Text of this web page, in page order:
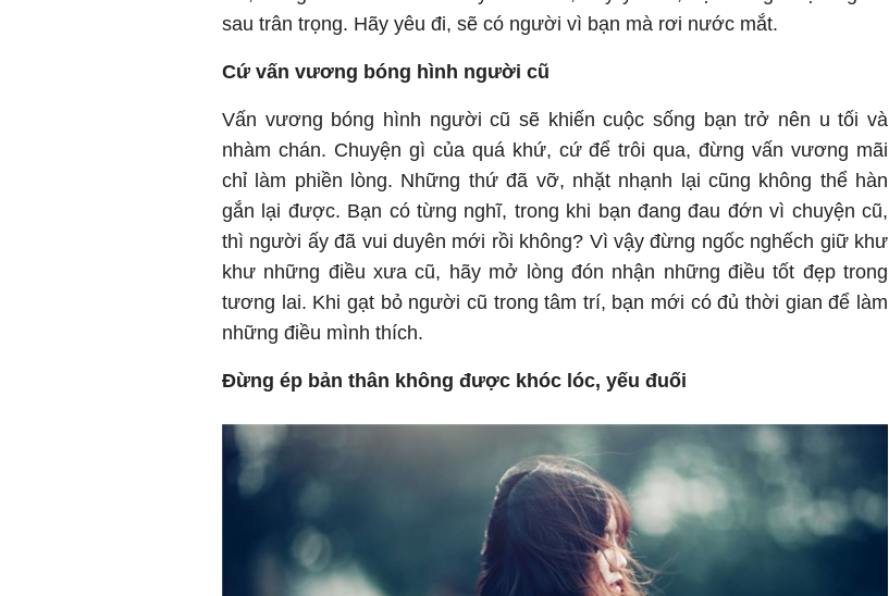
sau trân trọng. Hãy yêu đi, sẽ có người vì bạn mà rơi nước mắt.
Cứ vấn vương bóng hình người cũ
Vấn vương bóng hình người cũ sẽ khiến cuộc sống bạn trở nên u tối và
nhàm chán. Chuyện gì của quá khứ, cứ để trôi qua, đừng vấn vương mãi
chỉ làm phiền lòng. Những thứ đã vỡ, nhặt nhạnh lại cũng không thể hàn
gắn lại được. Bạn có từng nghĩ, trong khi bạn đang đau đớn vì chuyện cũ,
thì người ấy đã vui duyên mới rồi không? Vì vậy đừng ngốc nghếch giữ khư
khư những điều xưa cũ, hãy mở lòng đón nhận những điều tốt đẹp trong
tương lai. Khi gạt bỏ người cũ trong tâm trí, bạn mới có đủ thời gian để làm
những điều mình thích.
Đừng ép bản thân không được khóc lóc, yếu đuối